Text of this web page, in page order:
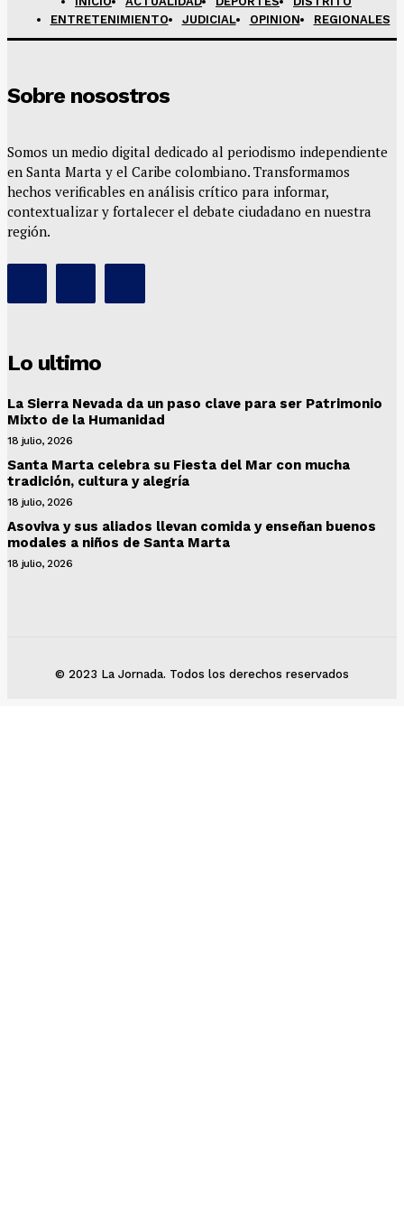
ENTRETENIMIENTO
JUDICIAL OPINION REGIONALES
Sobre nosostros
Somos un medio digital dedicado al periodismo independiente
en Santa Marta y el Caribe colombiano. Transformamos
hechos verificables en análisis crítico para informar,
contextualizar y fortalecer el debate ciudadano en nuestra
región.
Lo ultimo
La Sierra Nevada da un paso clave para ser Patrimonio
Mixto de la Humanidad
18 julio, 2026
Santa Marta celebra su Fiesta del Mar con mucha
tradición, cultura y alegría
18 julio, 2026
Asoviva y sus aliados llevan comida y enseñan buenos
modales a niños de Santa Marta
18 julio, 2026
© 2023 La Jornada. Todos los derechos reservados